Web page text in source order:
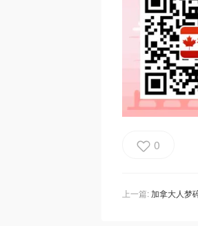
0
上一篇:加拿大人梦碎！“中产”